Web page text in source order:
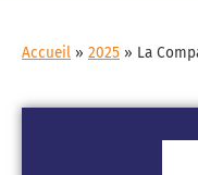
Accueil » 2025 » La